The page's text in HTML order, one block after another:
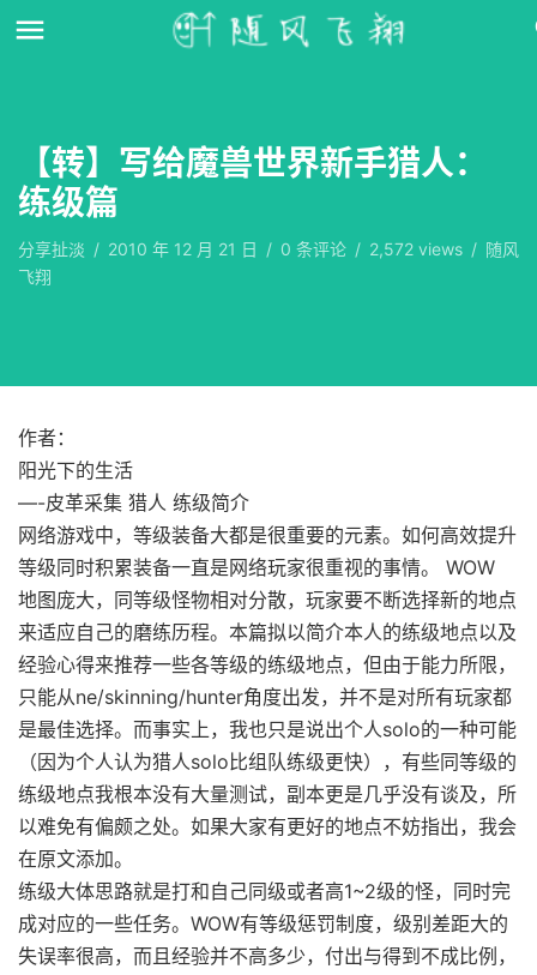
【转】写给魔兽世界新手猎人：
练级篇
分享扯淡 / 2010 年 12 月 21 日 / 0 条评论 / 2,572 views / 随风
飞翔
作者：
阳光下的生活
—-皮革采集 猎人 练级简介
网络游戏中，等级装备大都是很重要的元素。如何高效提升
等级同时积累装备一直是网络玩家很重视的事情。 WOW
地图庞大，同等级怪物相对分散，玩家要不断选择新的地点
来适应自己的磨练历程。本篇拟以简介本人的练级地点以及
经验心得来推荐一些各等级的练级地点，但由于能力所限，
只能从ne/skinning/hunter角度出发，并不是对所有玩家都
是最佳选择。而事实上，我也只是说出个人solo的一种可能
（因为个人认为猎人solo比组队练级更快），有些同等级的
练级地点我根本没有大量测试，副本更是几乎没有谈及，所
以难免有偏颇之处。如果大家有更好的地点不妨指出，我会
在原文添加。
练级大体思路就是打和自己同级或者高1~2级的怪，同时完
成对应的一些任务。WOW有等级惩罚制度，级别差距大的
失误率很高，而且经验并不高多少，付出与得到不成比例，